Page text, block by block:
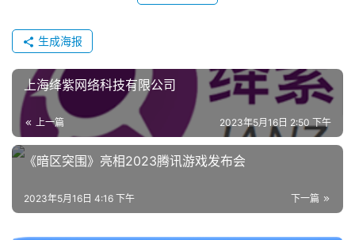
2
0
5
第
十
生成海报
上海绛紫网络科技有限公司
上一篇 2023年5月16日 2:50 下午
《暗区突围》亮相2023腾讯游戏发布会
下一篇
2023年5月16日 4:16 下午